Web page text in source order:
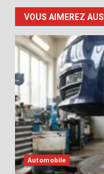
VOUS AIMEREZ
Automobile